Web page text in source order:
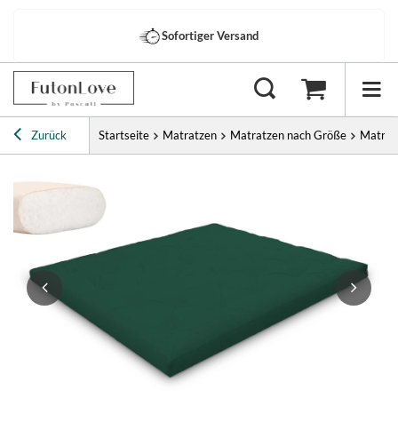
Sofortiger Versand
Zurück Startseite Matratzen Matratzen nach Größe